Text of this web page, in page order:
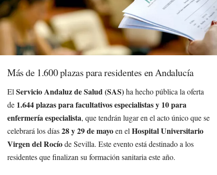
Más de 1.600 plazas para residentes en Andalucía
El Servicio Andaluz de Salud (SAS)ha hecho pública la oferta
de 1.644 plazas para facultativos especialistas y 10 para
enfermería especialista, que tendrán lugar en el acto único que se
celebrará los días28 y 29 de mayoen el Hospital Universitario
Virgen del Rocíode Sevilla. Este evento está destinado a los
residentes que finalizan su formación sanitaria este año.